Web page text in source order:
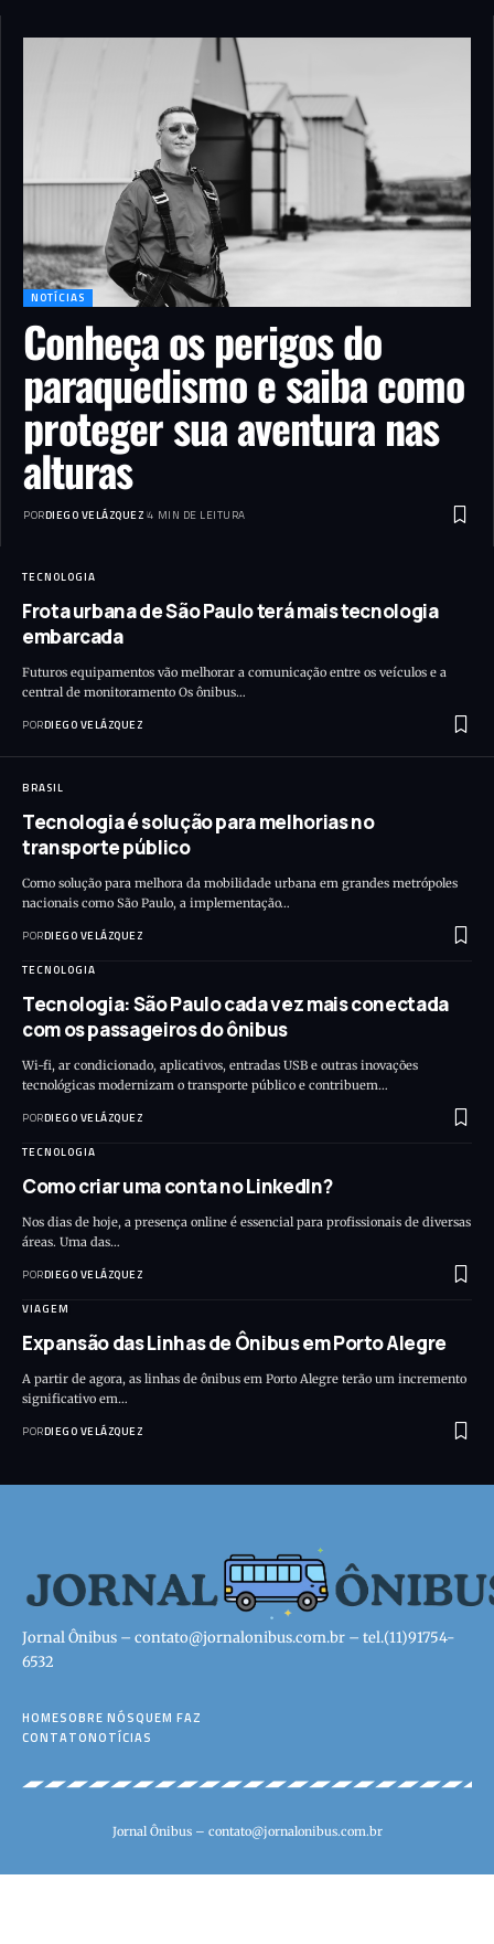
NOTÍCIAS
Conheça os perigos do
paraquedismo e saiba como
proteger sua aventura nas
alturas
PORDIEGO VELÁZQUEZ 4 MIN DE LEITURA
TECNOLOGIA
Frota urbana de São Paulo terá mais tecnologia
embarcada
Futuros equipamentos vão melhorar a comunicação entre os veículos e a
central de monitoramento Os ônibus…
PORDIEGO VELÁZQUEZ
BRASIL
Tecnologia é solução para melhorias no
transporte público
Como solução para melhora da mobilidade urbana em grandes metrópoles
nacionais como São Paulo, a implementação…
PORDIEGO VELÁZQUEZ
TECNOLOGIA
Tecnologia: São Paulo cada vez mais conectada
com os passageiros do ônibus
Wi-fi, ar condicionado, aplicativos, entradas USB e outras inovações
tecnológicas modernizam o transporte público e contribuem…
PORDIEGO VELÁZQUEZ
TECNOLOGIA
Como criar uma conta no LinkedIn?
Nos dias de hoje, a presença online é essencial para profissionais de diversas
áreas. Uma das…
PORDIEGO VELÁZQUEZ
VIAGEM
Expansão das Linhas de Ônibus em Porto Alegre
A partir de agora, as linhas de ônibus em Porto Alegre terão um incremento
significativo em…
PORDIEGO VELÁZQUEZ
Jornal Ônibus – contato@jornalonibus.com.br – tel.(11)91754-
6532
HOMESOBRE NÓSQUEM FAZ
CONTATONOTÍCIAS
Jornal Ônibus – contato@jornalonibus.com.br